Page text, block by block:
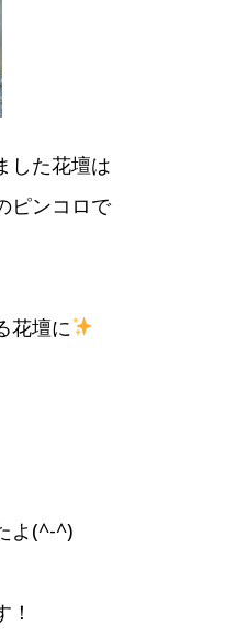
した花壇は
ピンコロで
花壇に
よ(^-^)